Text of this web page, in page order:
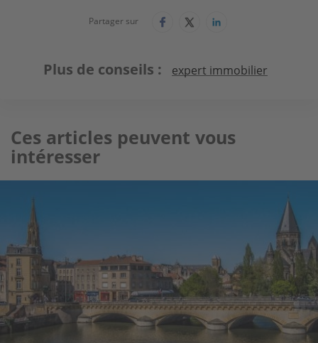
Partager sur
Plus de conseils expert immobilier
Ces articles peuvent vous
intéresser